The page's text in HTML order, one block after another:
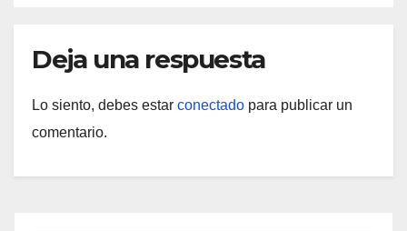
Deja una respuesta
Lo siento, debes estar conectado para publicar un
comentario.